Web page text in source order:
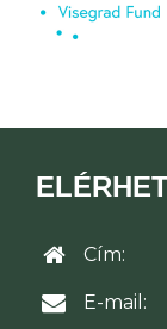
Cím:
E-mail: